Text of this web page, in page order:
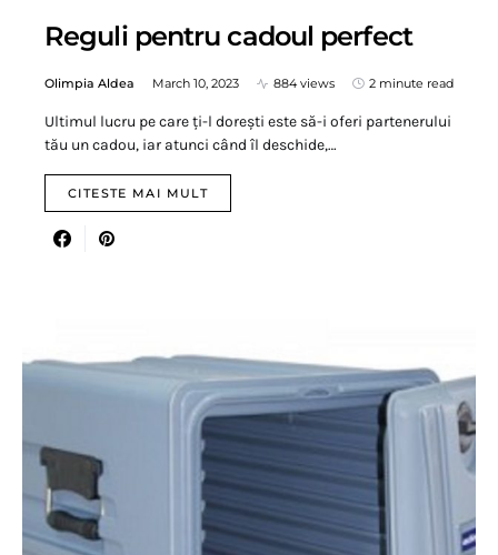
Reguli pentru cadoul perfect
Olimpia Aldea March 10, 2023 884 views 2 minute read
Ultimul lucru pe care ți-l dorești este să-i oferi partenerului
tău un cadou, iar atunci când îl deschide,…
CITESTE MAI MULT